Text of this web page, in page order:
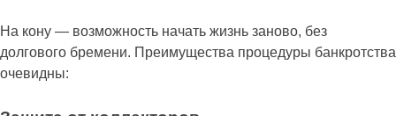
На кону — возможность начать жизнь заново, без
долгового бремени. Преимущества процедуры банкротства
очевидны: